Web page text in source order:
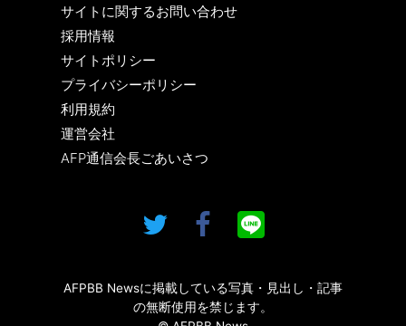
サイトに関するお問い合わせ
採用情報
サイトポリシー
プライバシーポリシー
利用規約
運営会社
AFP通信会長ごあいさつ
AFPBB Newsに掲載している写真・見出し・記事
の無断使用を禁じます。